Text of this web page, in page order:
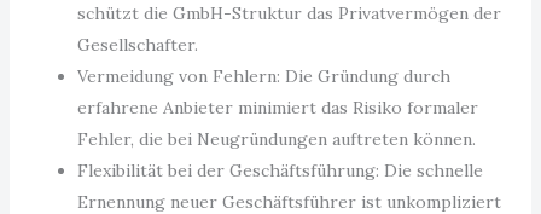
schützt die GmbH-Struktur das Privatvermögen der
Gesellschafter.
Vermeidung von Fehlern: Die Gründung durch
erfahrene Anbieter minimiert das Risiko formaler
Fehler, die bei Neugründungen auftreten können.
Flexibilität bei der Geschäftsführung: Die schnelle
Ernennung neuer Geschäftsführer ist unkompliziert